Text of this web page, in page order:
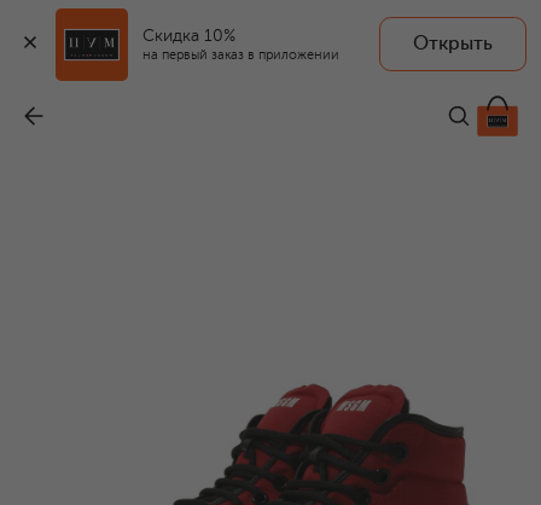
Скидка 10%
на первый заказ в приложении
Открыть